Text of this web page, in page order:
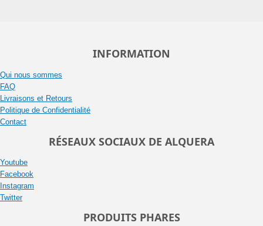
INFORMATION
Qui nous sommes
FAQ
Livraisons et Retours
Politique de Confidentialité
Contact
RÉSEAUX SOCIAUX DE ALQUERA
Youtube
Facebook
Instagram
Twitter
PRODUITS PHARES